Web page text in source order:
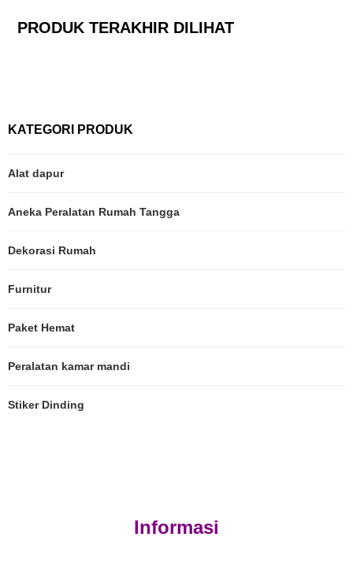
PRODUK TERAKHIR DILIHAT
KATEGORI PRODUK
Alat dapur
Aneka Peralatan Rumah Tangga
Dekorasi Rumah
Furnitur
Paket Hemat
Peralatan kamar mandi
Stiker Dinding
Informasi